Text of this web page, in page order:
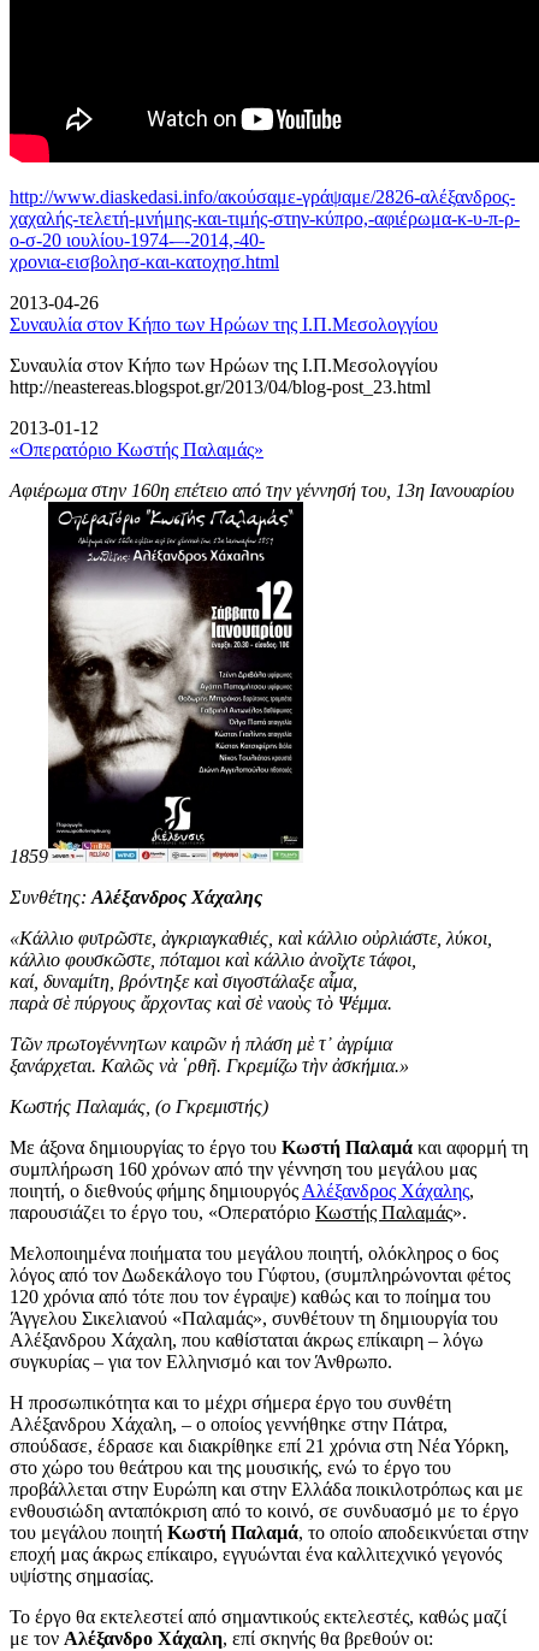
http://www.diaskedasi.info/ακούσαμε-γράψαμε/2826-αλέξανδρος-
χαχαλής-τελετή-μνήμης-και-τιμής-στην-κύπρο,-αφιέρωμα-κ-υ-π-ρ-
ο-σ-20 ιουλίου-1974-–-2014,-40-
χρονια-εισβολησ-και-κατοχησ.html
2013-04-26
Συναυλία στον Κήπο των Ηρώων της Ι.Π.Μεσολογγίου
Συναυλία στον Κήπο των Ηρώων της Ι.Π.Μεσολογγίου
http://neastereas.blogspot.gr/2013/04/blog-post_23.html
2013-01-12
«Οπερατόριο Κωστής Παλαμάς»
Αφιέρωμα στην 160η επέτειο από την γέννησή του, 13η Ιανουαρίου
1859
Συνθέτης: Αλέξανδρος Χάχαλης
«Κάλλιο φυτρῶστε, ἀγκριαγκαθιές, καὶ κάλλιο οὐρλιάστε, λύκοι,
κάλλιο φουσκῶστε, πόταμοι καὶ κάλλιο ἀνοῖχτε τάφοι,
καί, δυναμίτη, βρόντηξε καὶ σιγοστάλαξε αἷμα,
παρὰ σὲ πύργους ἄρχοντας καὶ σὲ ναοὺς τὸ Ψέμμα.
Τῶν πρωτογέννητων καιρῶν ἡ πλάση μὲ τ᾿ ἀγρίμια
ξανάρχεται. Καλῶς νὰ ῾ρθῆ. Γκρεμίζω τὴν ἀσκήμια.»
Κωστής Παλαμάς, (ο Γκρεμιστής)
Με άξονα δημιουργίας το έργο του Κωστή Παλαμά και αφορμή τη
συμπλήρωση 160 χρόνων από την γέννηση του μεγάλου μας
ποιητή, ο διεθνούς φήμης δημιουργός Αλέξανδρος Χάχαλης,
παρουσιάζει το έργο του, «Οπερατόριο Κωστής Παλαμάς».
Μελοποιημένα ποιήματα του μεγάλου ποιητή, ολόκληρος ο 6ος
λόγος από τον Δωδεκάλογο του Γύφτου, (συμπληρώνονται φέτος
120 χρόνια από τότε που τον έγραψε) καθώς και το ποίημα του
Άγγελου Σικελιανού «Παλαμάς», συνθέτουν τη δημιουργία του
Αλέξανδρου Χάχαλη, που καθίσταται άκρως επίκαιρη – λόγω
συγκυρίας – για τον Ελληνισμό και τον Άνθρωπο.
Η προσωπικότητα και το μέχρι σήμερα έργο του συνθέτη
Αλέξανδρου Χάχαλη, – ο οποίος γεννήθηκε στην Πάτρα,
σπούδασε, έδρασε και διακρίθηκε επί 21 χρόνια στη Νέα Υόρκη,
στο χώρο του θεάτρου και της μουσικής, ενώ το έργο του
προβάλλεται στην Ευρώπη και στην Ελλάδα ποικιλοτρόπως και με
ενθουσιώδη ανταπόκριση από το κοινό, σε συνδυασμό με το έργο
του μεγάλου ποιητή Κωστή Παλαμά, το οποίο αποδεικνύεται στην
εποχή μας άκρως επίκαιρο, εγγυώνται ένα καλλιτεχνικό γεγονός
υψίστης σημασίας.
Το έργο θα εκτελεστεί από σημαντικούς εκτελεστές, καθώς μαζί
με τον Αλέξανδρο Χάχαλη, επί σκηνής θα βρεθούν οι: